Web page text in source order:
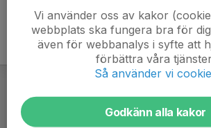
Vi använder oss av kakor
webbplats ska fungera bra för
även för webbanalys i syfte att
förbättra våra
Så använder vi
Godkänn alla kakor